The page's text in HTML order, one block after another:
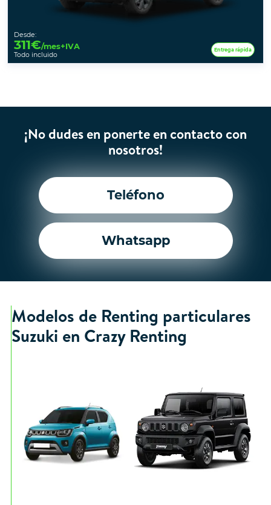
Desde:
311€/mes+IVA
Todo incluido
Entrega rápida
¡No dudes en ponerte en contacto con
nosotros!
Teléfono
Whatsapp
Modelos de Renting particulares
Suzuki en Crazy Renting